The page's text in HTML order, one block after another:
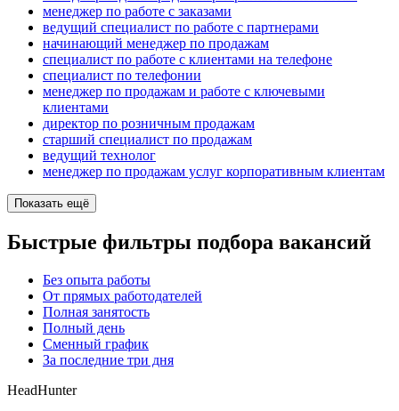
менеджер по работе с заказами
ведущий специалист по работе с партнерами
начинающий менеджер по продажам
специалист по работе с клиентами на телефоне
специалист по телефонии
менеджер по продажам и работе с ключевыми
клиентами
директор по розничным продажам
старший специалист по продажам
ведущий технолог
менеджер по продажам услуг корпоративным клиентам
Показать ещё
Быстрые фильтры подбора вакансий
Без опыта работы
От прямых работодателей
Полная занятость
Полный день
Сменный график
За последние три дня
HeadHunter